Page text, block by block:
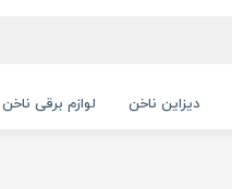
دیزاین ناخن لوازم برقی ناخن